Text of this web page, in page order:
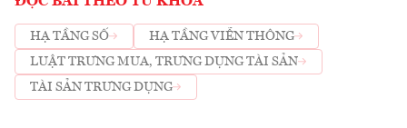
HẠ TẦNG SỐ
HẠ TẦNG VIỄN THÔNG
LUẬT TRƯNG MUA, TRƯNG DỤNG TÀI SẢN
TÀI SẢN TRƯNG DỤNG